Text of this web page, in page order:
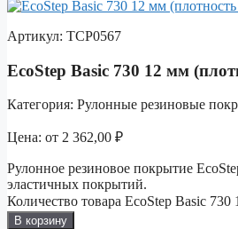
Артикул: ТСР0567
EcoStep Basic 730 12 мм
Категория: Рулонные резиновые
Цена: от 2 362,00 ₽
Рулонное резиновое покрытие
эластичных покрытий.
Количество товара EcoStep Basic
В корзину